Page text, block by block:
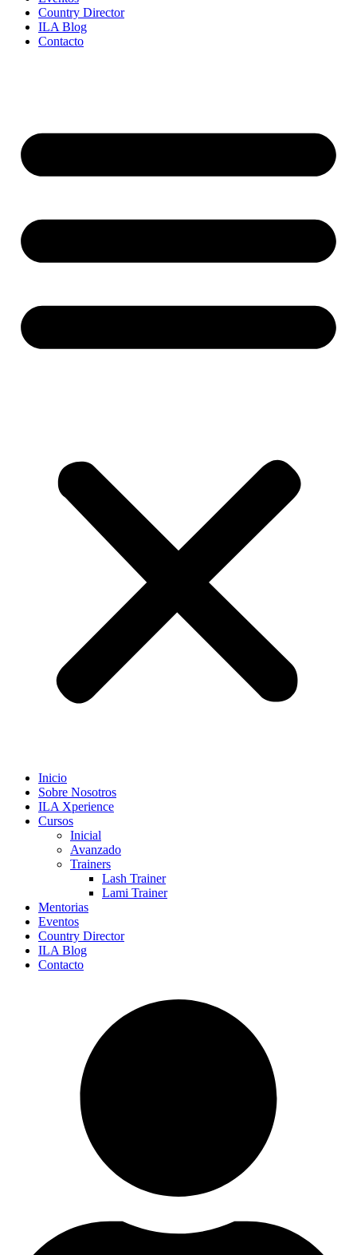
Country Director
ILA Blog
Contacto
Inicio
Sobre Nosotros
ILA Xperience
Cursos
Inicial
Avanzado
Trainers
Lash Trainer
Lami Trainer
Mentorias
Eventos
Country Director
ILA Blog
Contacto